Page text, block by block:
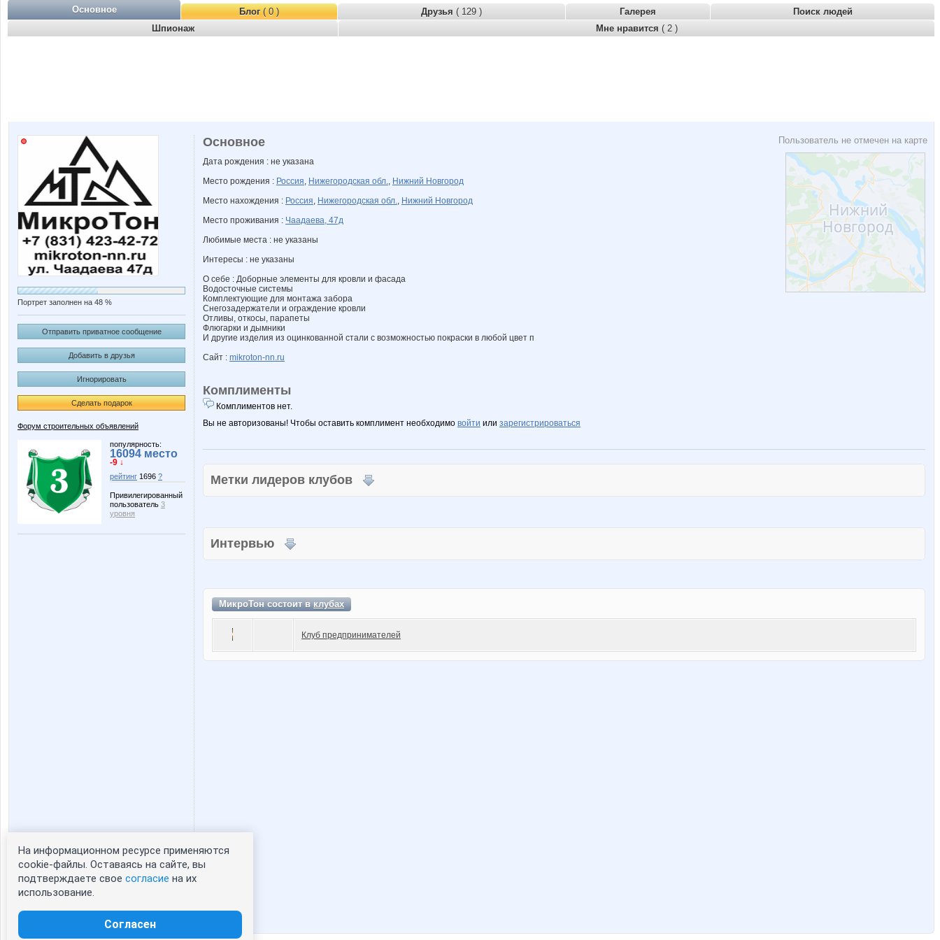
Основное Блог( 0 ) Друзья ( 129 ) Галерея
Поиск людей
Шпионаж
Мне нравится ( 2 )
Портрет заполнен на 48 %
Отправить приватное сообщение
Добавить в друзья
Игнорировать
Сделать подарок
Форум строительных объявлений
популярность:
16094 место
-9 ↓
рейтинг 1696 ?
Привилегированный
пользователь 3
уровня
Статистика портрета:
сейчас просматривают портрет - 0
зарегистрированные пользователи
Пользователь не отмечен на карте
Основное
Дата рождения : не указана
Место рождения : Россия, Нижегородская обл., Нижний Новгород
Место нахождения : Россия, Нижегородская обл., Нижний Новгород
Место проживания : Чаадаева, 47д
Любимые места : не указаны
Интересы : не указаны
О себе : Доборные элементы для кровли и фасада
Водосточные системы
Комплектующие для монтажа забора
Снегозадержатели и ограждение кровли
Отливы, откосы, парапеты
Флюгарки и дымники
И другие изделия из оцинкованной стали с возможностью покраски в любой цвет п
Сайт : mikroton-nn.ru
Комплименты
Комплиментов нет.
Вы не авторизованы! Чтобы оставить комплимент необходимо войти или зарегистрироваться
Метки лидеров клубов
Интервью
МикроТон состоит вклубах
Клуб предпринимателей
На информационном ресурсе применяются
cookie-файлы. Оставаясь на сайте, вы
подтверждаете свое согласие на их
использование.
Согласен